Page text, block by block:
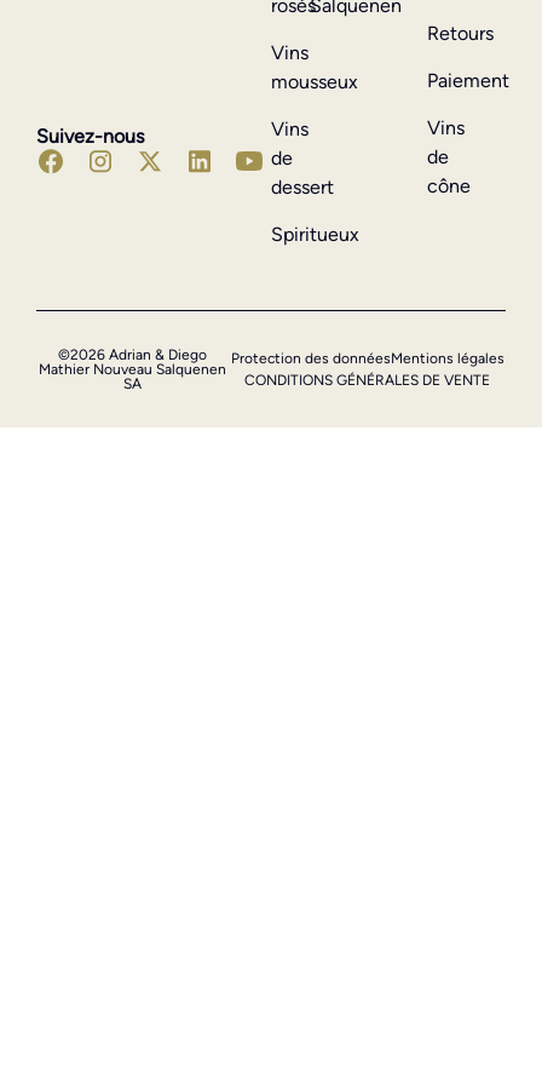
Suivez-nous
rosés
Vins
mousseux
Vins
de
dessert
Spiritueux
Retours
Paiement
Vins
de
cône
Salquenen
©2026 Adrian & Diego
Mathier Nouveau Salquenen
SA
Protection des donnéesMentions légales
CONDITIONS GÉNÉRALES DE VENTE